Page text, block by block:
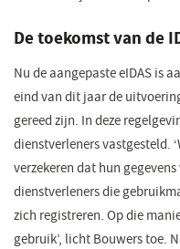
De toekomst van de
Nu de aangepaste eIDAS is
eind van dit jaar de
gereed zijn. In deze
dienstverleners vastgesteld.
verzekeren dat hun
dienstverleners die
zich registreren. Op die
gebruik’, licht Bouwers toe.